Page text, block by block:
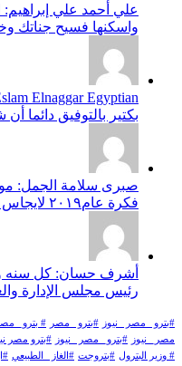
علي أحمد علي إبراهيم:
واسكنها فسيح جناتك
بكتير بالتوفيق دائما أن
صبرى سلامة الجمل:
فكرة عام٢٠١٩ لايجاس عبر ماسنجر...
أشرف حسان: كل سنه
رئيس مجلس الإدارة
#بترو _مصر _نيوز #بترو _مصر # بترو_
مصر_ نيوز
#بترو_ مصر _نيوز #بترو مصر
# وزير البترول #بتروجت #الغاز _الطبيعي